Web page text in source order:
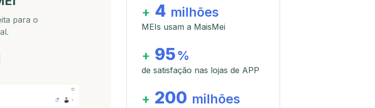
para o
+ 4 milhões
MEIs usam a MaisMei
+ 95 %
de satisfação nas lojas de APP
+ 200 milhões